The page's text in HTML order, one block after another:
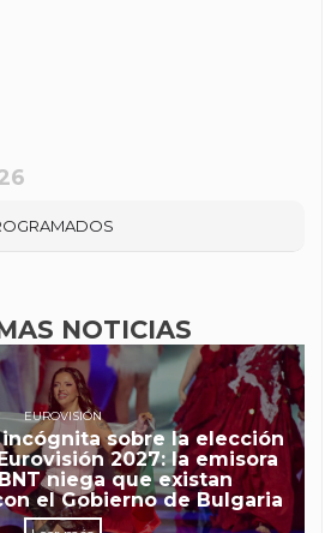
NOTICIAS
EUROVISIÓN
sobre la elección
2027: la emisora
niega que existan
el Gobierno de Bulgaria